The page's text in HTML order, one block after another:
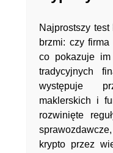
Najprostszy
brzmi: czy
co pokazuje
tradycyjnych
występuje
maklerskich i
rozwinięte
krypto przez